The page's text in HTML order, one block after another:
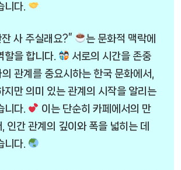
니다.
사 주실래요?”
는 문화적 맥락에
할을 합니다.
서로의 시간을 존중
관계를 중요시하는 한국 문화에서,
지만 의미 있는 관계의 시작을 알리는
니다.
이는 단순히 카페에서의 만
인간 관계의 깊이와 폭을 넓히는 데
니다.